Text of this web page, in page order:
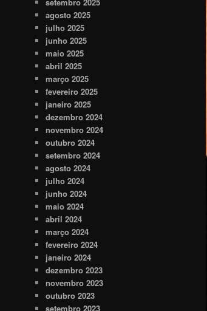
agosto 2025
julho 2025
junho 2025
maio 2025
abril 2025
março 2025
fevereiro 2025
janeiro 2025
dezembro 2024
novembro 2024
outubro 2024
setembro 2024
agosto 2024
julho 2024
junho 2024
maio 2024
abril 2024
março 2024
fevereiro 2024
janeiro 2024
dezembro 2023
novembro 2023
outubro 2023
setembro 2023